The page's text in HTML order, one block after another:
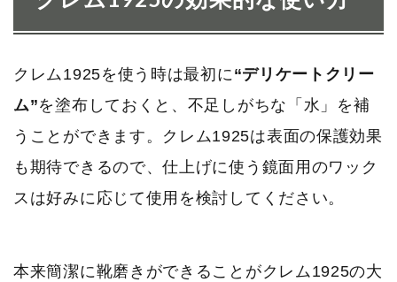
クレム1925を使う時は最初に“デリケートクリー
ム”を塗布しておくと、不足しがちな「水」を補
うことができます。クレム1925は表面の保護効果
も期待できるので、仕上げに使う鏡面用のワック
スは好みに応じて使用を検討してください。
本来簡潔に靴磨きができることがクレム1925の大